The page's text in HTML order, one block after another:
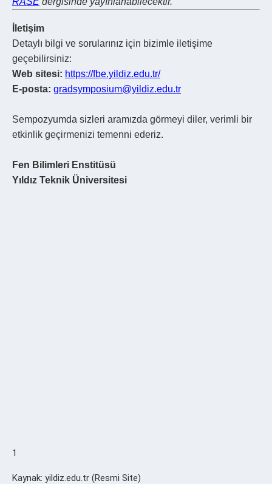
İletişim
Detaylı bilgi ve sorularınız için bizimle iletişime
geçebilirsiniz:
Web sitesi: https://fbe.yildiz.edu.tr/
E-posta: gradsymposium@yildiz.edu.tr
Sempozyumda sizleri aramızda görmeyi diler, verimli bir
etkinlik geçirmenizi temenni ederiz.
Fen Bilimleri Enstitüsü
Yıldız Teknik Üniversitesi
1
Kaynak: yildiz.edu.tr (Resmi Site)